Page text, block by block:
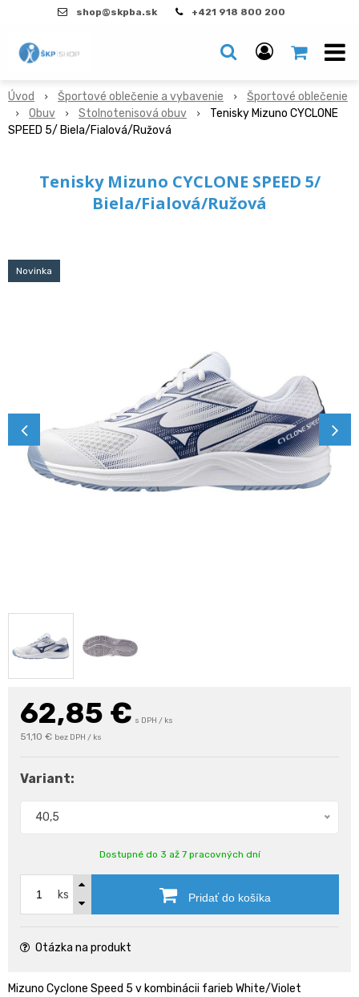
shop@skpba.sk +421 918 800 200
Úvod Športové oblečenie a vybavenie
Športové oblečenie
Obuv
Stolnotenisová obuv
Tenisky Mizuno CYCLONE
SPEED 5/ Biela/Fialová/Ružová
Tenisky Mizuno CYCLONE SPEED 5/
Biela/Fialová/Ružová
Novinka
62,85 € s DPH / ks
51,10 € bez DPH / ks
Variant:
40,5
Dostupné do 3 až 7 pracovných dní
ks Pridať do košíka
Otázka na produkt
Mizuno Cyclone Speed 5 v kombinácii farieb White/Violet